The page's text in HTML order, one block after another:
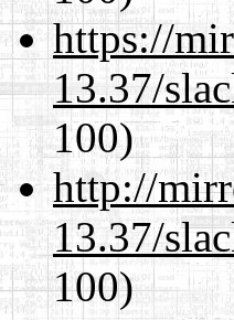
https://
13.37/
100)
http://
13.37/
100)